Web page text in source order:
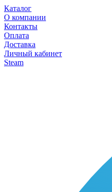
Каталог
О компании
Контакты
Оплата
Доставка
Личный кабинет
Steam